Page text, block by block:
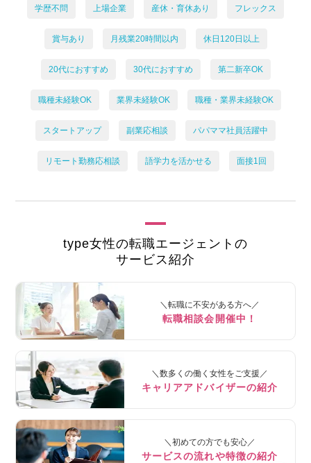
学歴不問 上場企業 産休・育休あり フレックス
賞与あり 月残業20時間以内 休日120日以上
20代におすすめ 30代におすすめ 第二新卒OK
職種未経験OK 業界未経験OK 職種・業界未経験OK
スタートアップ 副業応相談 パパママ社員活躍中
リモート勤務応相談 語学力を活かせる 面接1回
type女性の転職エージェントの
サービス紹介
＼転職に不安がある方へ／
転職相談会開催中！
＼数多くの働く女性をご支援／
キャリアアドバイザーの紹介
＼初めての方でも安心／
サービスの流れや特徴の紹介